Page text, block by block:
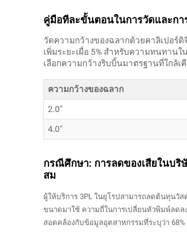
คู่มือทีละขั้นตอนในการวัดและก
วัดความกว้างของฉลากด้วยคาลิเปอร์
เพิ่มระยะเผื่อ 5% สำหรับความทนทาน
เลือกความกว้างริบบิ้นมาตรฐานที่ใกล้เ
ความกว้างของฉลาก
2.0"
4.0"
กรณีศึกษา: การลดของเสียในบริ
สม
ผู้ให้บริการ 3PL ในยุโรปสามารถลดต้นทุนวั
ขนาดมาใช้ ความถี่ในการเปลี่ยนหัวพิมพ์ลดล
สอดคล้องกับข้อมูลอุตสาหกรรมที่ระบุว่า